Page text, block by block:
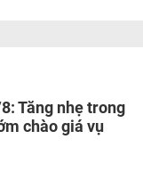
Tăng nhẹ trong
chào giá vụ